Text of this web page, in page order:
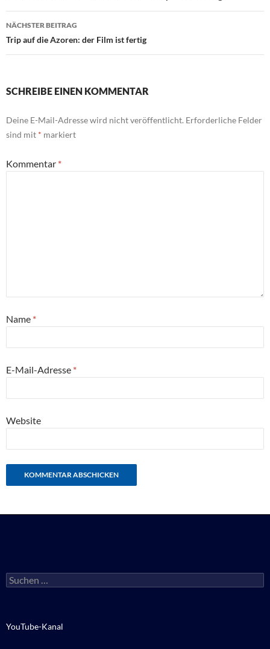
NÄCHSTER BEITRAG
Trip auf die Azoren: der Film ist fertig
SCHREIBE EINEN KOMMENTAR
Deine E-Mail-Adresse wird nicht veröffentlicht. Erforderliche Felder
sind mit * markiert
Kommentar *
Name *
E-Mail-Adresse *
Website
Suchen
nach:
YouTube-Kanal